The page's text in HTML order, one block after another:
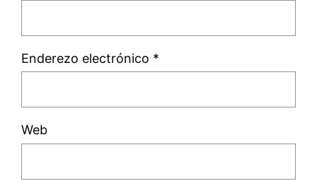
Enderezo electrónico *
Web